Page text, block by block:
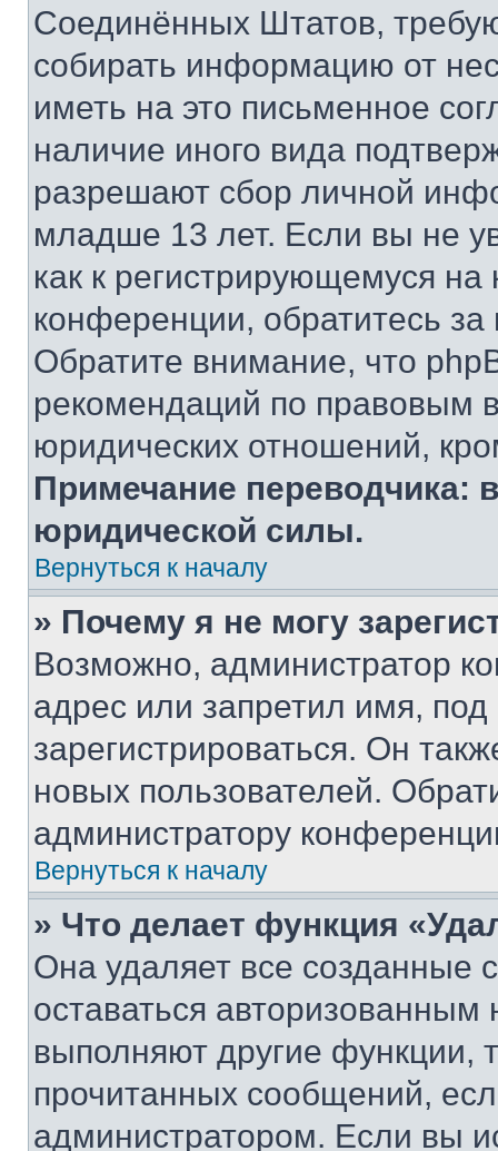
Соединённых Штатов,
собирать информацию от
иметь на это письменное
наличие иного вида
разрешают сбор личной
младше 13 лет. Если вы не
как к регистрирующемуся
конференции, обратитесь
Обратите внимание, что
рекомендаций по правовым
юридических отношений,
Примечание переводчика:
юридической силы.
Вернуться к началу
» Почему я не могу
Возможно, администратор
адрес или запретил имя,
зарегистрироваться. Он
новых пользователей.
администратору
Вернуться к началу
» Что делает функция
Она удаляет все созданные
оставаться
выполняют другие функции,
прочитанных сообщений,
администратором. Если вы